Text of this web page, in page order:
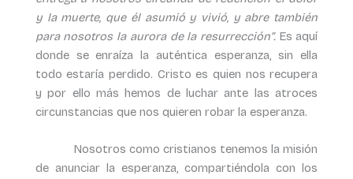
y la muerte, que él asumió y vivió, y abre también
para nosotros la aurora de la resurrección”. Es aquí
donde se enraíza la auténtica esperanza, sin ella
todo estaría perdido. Cristo es quien nos recupera
y por ello más hemos de luchar ante las atroces
circunstancias que nos quieren robar la esperanza.
Nosotros como cristianos tenemos la misión
de anunciar la esperanza, compartiéndola con los